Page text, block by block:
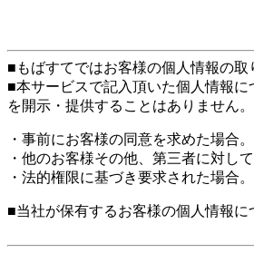
■もばすてではお客様の個人情報の
■本サービスで記入頂いた個人情報
を開示・提供することはありません
・事前にお客様の同意を求めた場合。
・他のお客様その他、第三者に対し
・法的権限に基づき要求された場合。
■当社が保有するお客様の個人情報